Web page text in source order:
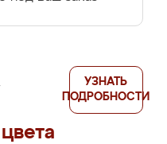
УЗНАТЬ
ПОДРОБНОСТИ